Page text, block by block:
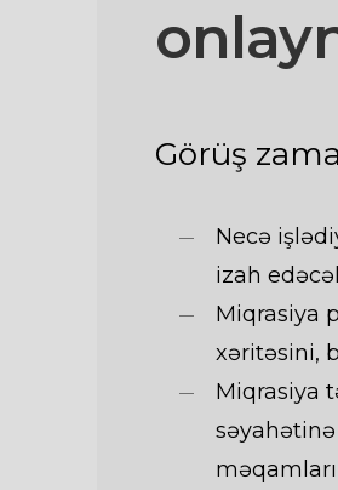
Görüş
Necə
izah
Miqrasiya
xəritəsini,
Miqrasiya